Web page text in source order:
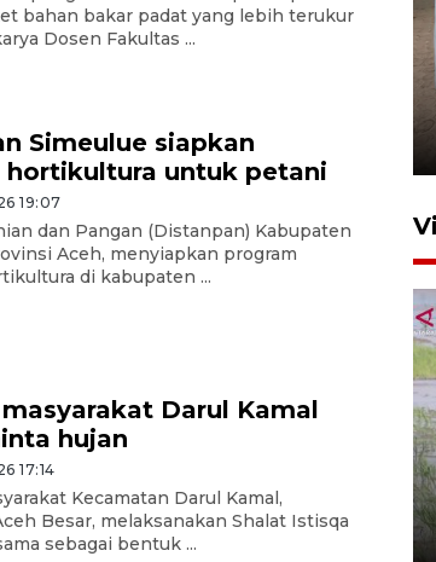
bahan bakar padat yang lebih terukur
Dosen Fakultas ...
Simeulue siapkan
hortikultura untuk petani
19:07
dan Pangan (Distanpan) Kabupaten
Aceh, menyiapkan program
di kabupaten ...
Darul Kamal
hujan
17:14
Kecamatan Darul Kamal,
Besar, melaksanakan Shalat Istisqa
sebagai bentuk ...
2 Juni 2026 10:33
460 napi Lhokseumawe
dipindahkan ke gedung lapas
baru
1 Agustus 2026 17:36